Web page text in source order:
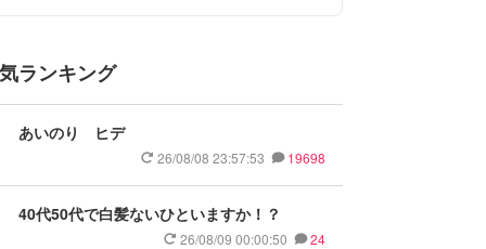
ランキング
あいのり ヒデ
26/08/08 23:57:53 19698
40代50代で白髪ないひといますか！？
26/08/09 00:00:50 24